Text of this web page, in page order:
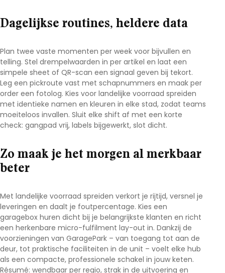
Dagelijkse routines, heldere data
Plan twee vaste momenten per week voor bijvullen en
telling. Stel drempelwaarden in per artikel en laat een
simpele sheet of QR-scan een signaal geven bij tekort.
Leg een pickroute vast met schapnummers en maak per
order een fotolog. Kies voor landelijke voorraad spreiden
met identieke namen en kleuren in elke stad, zodat teams
moeiteloos invallen. Sluit elke shift af met een korte
check: gangpad vrij, labels bijgewerkt, slot dicht.
Zo maak je het morgen al merkbaar
beter
Met landelijke voorraad spreiden verkort je rijtijd, versnel je
leveringen en daalt je foutpercentage. Kies een
garagebox huren dicht bij je belangrijkste klanten en richt
een herkenbare micro-fulfilment lay-out in. Dankzij de
voorzieningen van GaragePark – van toegang tot aan de
deur, tot praktische faciliteiten in de unit – voelt elke hub
als een compacte, professionele schakel in jouw keten.
Résumé: wendbaar per regio, strak in de uitvoering en